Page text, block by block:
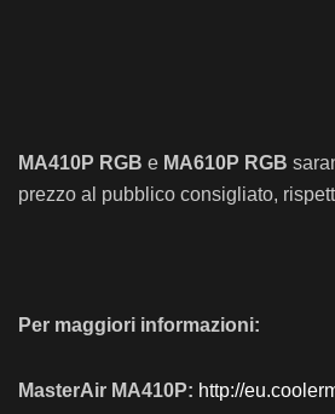
MA410P RGB e MA610P RGB
prezzo al pubblico consigliato,
Per maggiori informazioni:
MasterAir MA410P: http://